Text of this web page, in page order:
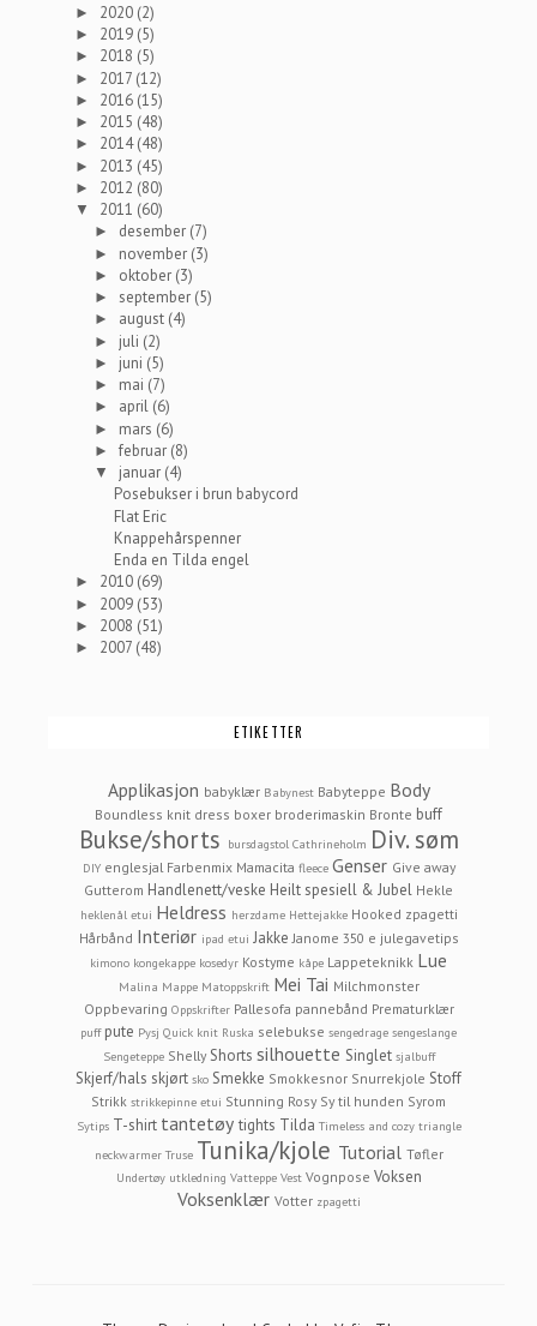
► 2020 (2)
► 2019 (5)
► 2018 (5)
► 2017 (12)
► 2016 (15)
► 2015 (48)
► 2014(48)
► 2013 (45)
► 2012 (80)
▼ 2011 (60)
► desember (7)
► november (3)
► oktober (3)
►september (5)
► august (4)
► juli (2)
► juni (5)
► mai (7)
► april (6)
► mars (6)
►februar (8)
▼ januar (4)
Posebukser i brun babycord
Flat Eric
Knappehårspenner
Enda en Tilda engel
► 2010 (69)
► 2009 (53)
► 2008 (51)
► 2007 (48)
ETIKETTER
Applikasjon babyklær Babynest Babyteppe Body
Boundless knit dress boxer broderimaskin Bronte buff
Bukse/shorts bursdagstol Cathrineholm Div. søm
DIY englesjal Farbenmix Mamacita fleece Genser Give away
Gutterom Handlenett/veske Heilt spesiell & Jubel Hekle
heklenål etui Heldress herzdame Hettejakke Hooked zpagetti
Hårbånd Interiør ipad etui Jakke Janome 350 e julegavetips
kimono kongekappe kosedyr Kostyme kåpe Lappeteknikk Lue
Malina Mappe Matoppskrift Mei Tai Milchmonster
Oppbevaring Oppskrifter Pallesofa pannebånd Prematurklær
puff pute Pysj Quick knit Ruska selebukse sengedrage sengeslange
Sengeteppe Shelly Shorts silhouette Singlet sjalbuff
Skjerf/hals skjørt sko Smekke Smokkesnor Snurrekjole Stoff
Strikk strikkepinne etui Stunning Rosy Sy til hunden Syrom
Sytips T-shirt tantetøy tights Tilda Timeless and cozy triangle
neckwarmer Truse Tunika/kjole Tutorial Tøfler
Undertøy utkledning Vatteppe Vest Vognpose Voksen
Voksenklær Votter zpagetti